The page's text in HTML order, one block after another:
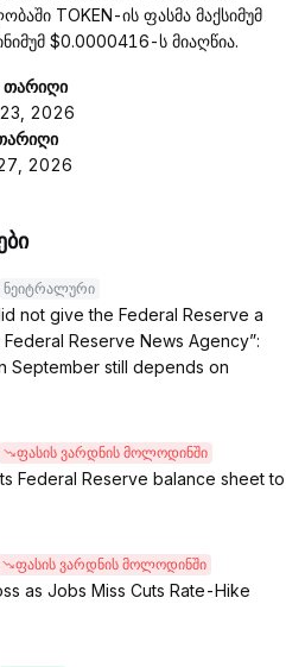
TOKEN-ის ფასმა მაქსიმუმ
$0.0000416-ს მიაღწია.
თარიღი
2026
2026
ნეიტრალური
not give the Federal Reserve a
Reserve News Agency”:
September still depends on
ფასის ვარდნის მოლოდინში
Federal Reserve balance sheet to
ფასის ვარდნის მოლოდინში
as Jobs Miss Cuts Rate-Hike